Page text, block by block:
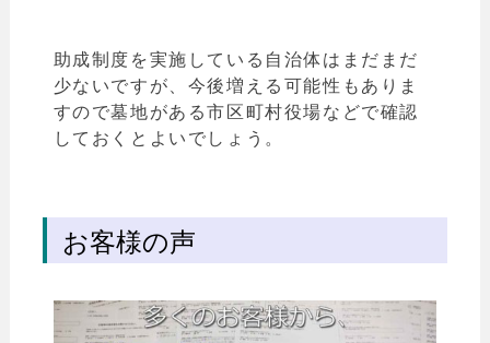
助成制度を実施している自治体はまだまだ
少ないですが、今後増える可能性もありま
すので墓地がある市区町村役場などで確認
しておくとよいでしょう。
お客様の声